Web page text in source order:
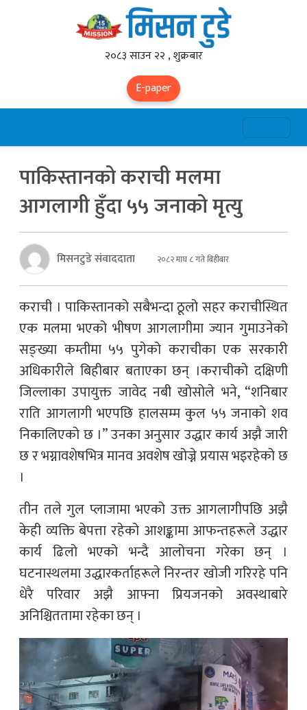
२०८३ साउन २२ , शुक्रबार
E-paper
पाकिस्तानको कराची मलमा
आगलागी हुँदा ५५ जनाको मृत्यु
मिसनटुडे संवाददाता २०८२ माघ ८ गते बिहीबार
कराची । पाकिस्तानको सबैभन्दा ठूलो सहर कराचीस्थित
एक मलमा भएको भीषण आगलागीमा ज्यान गुमाउनेको
सङ्ख्या कम्तीमा ५५ पुगेको कराचीका एक सरकारी
अधिकारीले बिहीबार बताएका छन् ।कराचीको दक्षिणी
जिल्लाका उपायुक्त जावेद नबी खोसोले भने, “शनिबार
राति आगलागी भएपछि हालसम्म कुल ५५ जनाको शव
निकालिएको छ ।” उनका अनुसार उद्धार कार्य अझै जारी
छ र भग्नावशेषभित्र मानव अवशेष खोज्ने प्रयास भइरहेको छ
।
तीन तले गुल प्लाजामा भएको उक्त आगलागीपछि अझै
केही व्यक्ति बेपत्ता रहेको आशङ्कामा आफन्तहरूले उद्धार
कार्य ढिलो भएको भन्दै आलोचना गरेका छन् ।
घटनास्थलमा उद्धारकर्ताहरूले निरन्तर खोजी गरिरहे पनि
धेरै परिवार अझै आफ्ना प्रियजनको अवस्थाबारे
अनिश्चिततामा रहेका छन् ।